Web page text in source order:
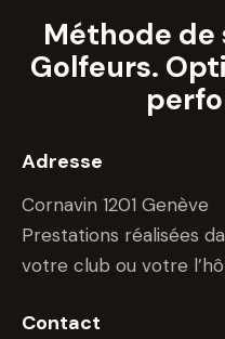
Méthode de
Golfeurs.
Adresse
Cornavin 1201 Genève
Prestations réalisées
votre club ou votre
Contact